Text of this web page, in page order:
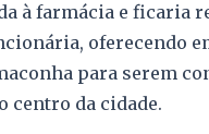
à farmácia e ficaria
oferecendo
para serem
centro da cidade.